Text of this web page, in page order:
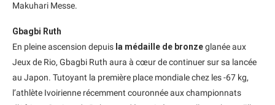
Makuhari Messe.
Gbagbi Ruth
En pleine ascension depuis la médaille de bronzeglanée aux
Jeux de Rio, Gbagbi Ruth aura à cœur de continuer sur sa lancée
au Japon. Tutoyant la première place mondiale chez les -67 kg,
l’athlète Ivoirienne récemment couronnée aux championnats